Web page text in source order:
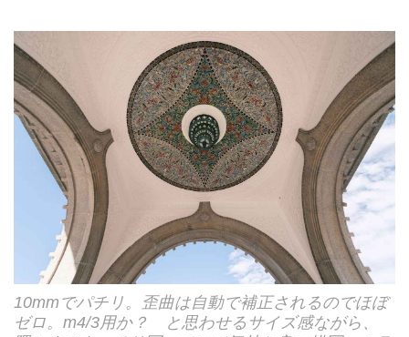
10mmでパチリ。歪曲は自動で補正されるのでほぼ
ゼロ。m4/3用か？ と思わせるサイズ感ながら、